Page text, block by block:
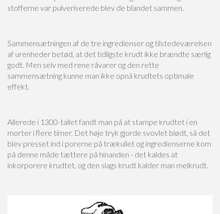
stofferne var pulveriserede blev de blandet sammen.
Sammensætningen af de tre ingredienser og tilstedeværelsen
af urenheder betød, at det tidligste krudt ikke brændte særlig
godt. Men selv med rene råvarer og den rette
sammensætning kunne man ikke opnå krudtets optimale
effekt.
Allerede i 1300-tallet fandt man på at stampe krudtet i en
morter i flere timer. Det høje tryk gjorde svovlet blødt, så det
blev presset ind i porerne på trækullet og ingredienserne kom
på denne måde tættere på hinanden - det kaldes at
inkorporere krudtet, og den slags krudt kalder man melkrudt.